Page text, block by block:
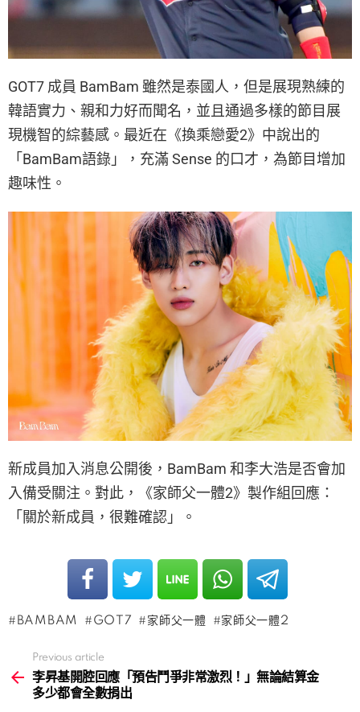
GOT7 成員 BamBam 雖然是泰國人，但是展現熟練的
韓語實力、親和力好而聞名，並且通過多樣的節目展
現機智的綜藝感。最近在《換乘戀愛2》中說出的
「BamBam語錄」，充滿 Sense 的口才，為節目增加
趣味性。
新成員加入消息公開後，BamBam 和李大浩是否會加
入備受關注。對此，《家師父一體2》製作組回應：
「關於新成員，很難確認」。
BAMBAM GOT7 家師父一體 家師父一體2
more
Previous article
李昇基開腔回應「預告鬥爭非常激烈！」無論結算金
多少都會全數捐出